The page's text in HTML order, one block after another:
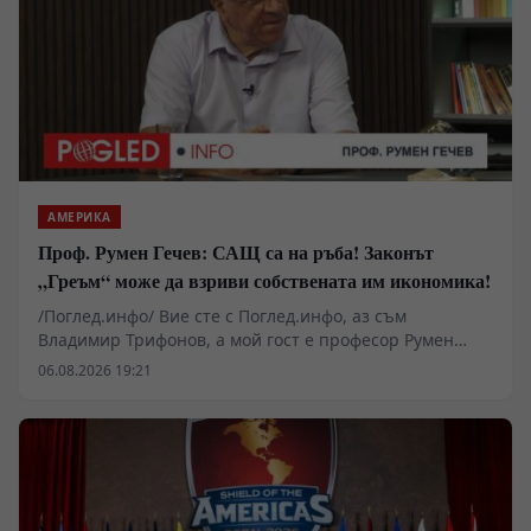
АМЕРИКА
Проф. Румен Гечев: САЩ са на ръба! Законът
„Греъм“ може да взриви собствената им икономика!
/Поглед.инфо/ Вие сте с Поглед.инфо, аз съм
Владимир Трифонов, а мой гост е професор Румен
Гечев. Поводът за разговора е законопроектът
това ще бъде удар по Русия или ще се превърне в
тежък удар срещу самите Съединени щати и Европа?
Защо американската икономика вече е изправена
пред огромен държавен дълг, изчерпани
06.08.2026 19:21